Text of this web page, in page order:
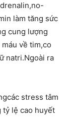
làm tăng sức
cung lượng
về tim,co
natri.Ngoài ra
stress tâm
tỷ lệ cao huyết